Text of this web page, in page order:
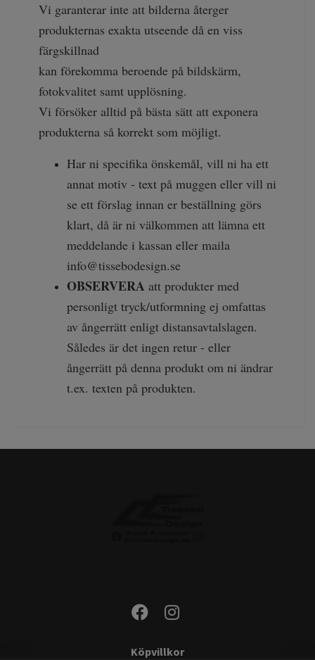
Vi garanterar inte att bilderna återger
produkternas exakta utseende då en viss
färgskillnad
kan förekomma beroende på bildskärm,
fotokvalitet samt upplösning.
Vi försöker alltid på bästa sätt att exponera
produkterna så korrekt som möjligt.
Har ni specifika önskemål, vill ni ha ett
annat motiv - text på muggen eller vill ni
se ett förslag innan er beställning görs
klart, då är ni välkommen att lämna ett
meddelande i kassan eller maila
info@tissebodesign.se
OBSERVERA att produkter med
personligt tryck/utformning ej omfattas
av ångerrätt enligt distansavtalslagen.
Således är det ingen retur - eller
ångerrätt på denna produkt om ni ändrar
t.ex. texten på produkten.
Köpvillkor